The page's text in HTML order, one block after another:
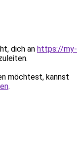
dich an https://my-
möchtest, kannst
.